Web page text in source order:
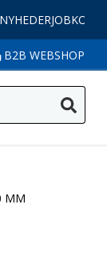
NYHEDERJOB
B2B WEBSHOP
MM